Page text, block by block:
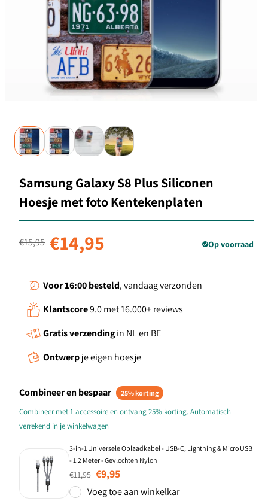
Samsung Galaxy S8 Plus Siliconen
Hoesje met foto Kentekenplaten
Normale prijs
€15,95
Aanbiedingsprijs
€14,95 Op voorraad
Voor 16:00besteld, vandaag verzonden
Klantscore9.0 met 16.000+ reviews
Gratis verzendingin NL en BE
Ontwerpje eigen hoesje
Combineer en bespaar 25% korting
Combineer met 1 accessoire en ontvang 25% korting. Automatisch
verrekend in je winkelwagen
3-in-1 Universele Oplaadkabel - USB-C, Lightning & Micro USB
- 1.2 Meter - Gevlochten Nylon
Normale prijs
€11,95 Aanbiedingsprijs
€9,95
Voeg toe aan winkelkar